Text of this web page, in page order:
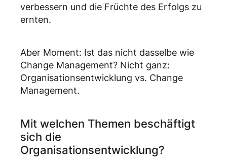
verbessern und die Früchte des Erfolgs zu
ernten.
Aber Moment: Ist das nicht dasselbe wie
Change Management? Nicht ganz:
Organisationsentwicklung vs. Change
Management.
Mit welchen Themen beschäftigt
sich die
Organisationsentwicklung?